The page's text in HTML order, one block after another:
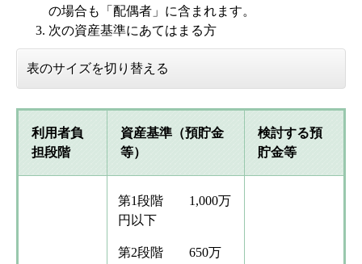
の場合も「配偶者」に含まれます。
次の資産基準にあてはまる方
表のサイズを切り替える
利用者負
担段階
資産基準（預貯金
等）
検討する預
貯金等
第1段階 1,000万
円以下
第2段階 650万